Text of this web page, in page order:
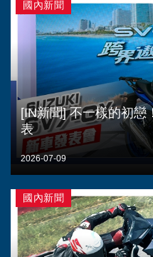
國內新聞
[IN新聞] 不一樣的初戀
表
2026-07-09
國內新聞